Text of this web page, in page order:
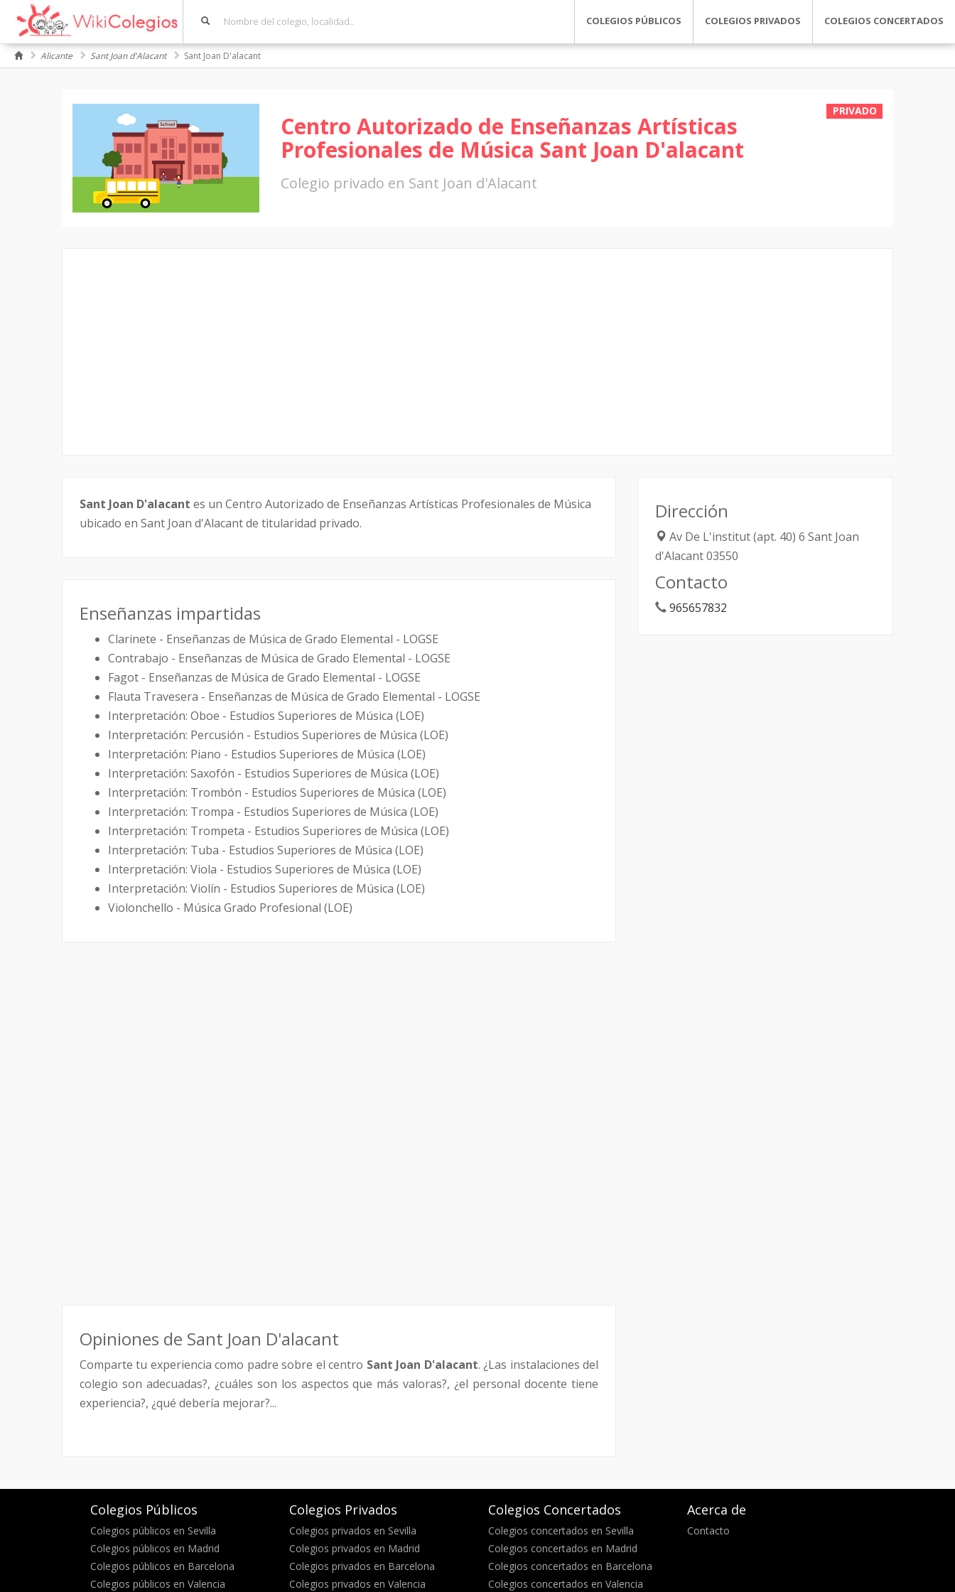
COLEGIOS PÚBLICOS COLEGIOS PRIVADOS COLEGIOS CONCERTADOS
Alicante Sant Joan d'Alacant Sant Joan D'alacant
PRIVADO
Centro Autorizado de Enseñanzas Artísticas
Profesionales de Música Sant Joan D'alacant
Colegio privado en Sant Joan d'Alacant
Sant Joan D'alacant es un Centro Autorizado de Enseñanzas Artísticas Profesionales de Música
ubicado en Sant Joan d'Alacant de titularidad privado.
Enseñanzas impartidas
Clarinete - Enseñanzas de Música de Grado Elemental - LOGSE
Contrabajo - Enseñanzas de Música de Grado Elemental - LOGSE
Fagot - Enseñanzas de Música de Grado Elemental - LOGSE
Flauta Travesera - Enseñanzas de Música de Grado Elemental - LOGSE
Interpretación: Oboe - Estudios Superiores de Música (LOE)
Interpretación: Percusión - Estudios Superiores de Música (LOE)
Interpretación: Piano - Estudios Superiores de Música (LOE)
Interpretación: Saxofón - Estudios Superiores de Música (LOE)
Interpretación: Trombón - Estudios Superiores de Música (LOE)
Interpretación: Trompa - Estudios Superiores de Música (LOE)
Interpretación: Trompeta - Estudios Superiores de Música (LOE)
Interpretación: Tuba - Estudios Superiores de Música (LOE)
Interpretación: Viola - Estudios Superiores de Música (LOE)
Interpretación: Violín - Estudios Superiores de Música (LOE)
Violonchello - Música Grado Profesional (LOE)
Opiniones de Sant Joan D'alacant
Comparte tu experiencia como padre sobre el centro Sant Joan D'alacant. ¿Las instalaciones del
colegio son adecuadas?, ¿cuáles son los aspectos que más valoras?, ¿el personal docente tiene
experiencia?, ¿qué debería mejorar?...
Dirección
Av De L'institut (apt. 40) 6 Sant Joan
d'Alacant03550
Contacto
965657832
Colegios Públicos
Colegios públicos en Sevilla
Colegios públicos en Madrid
Colegios públicos en Barcelona
Colegios públicos en Valencia
Colegios Privados
Colegios privados en Sevilla
Colegios privados en Madrid
Colegios privados en Barcelona
Colegios privados en Valencia
Colegios Concertados
Colegios concertados en Sevilla
Colegios concertados en Madrid
Colegios concertados en Barcelona
Colegios concertados en Valencia
Acerca de
Contacto